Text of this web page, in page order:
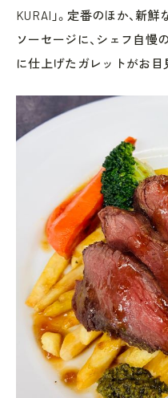
KURAI」。定番のほか、新
ソーセージに、シェフ自慢
に仕上げたガレットがお目